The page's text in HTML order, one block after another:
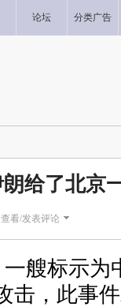
论坛 分类广告
给了北京
查看/发表评论
艘标示为
击，此事